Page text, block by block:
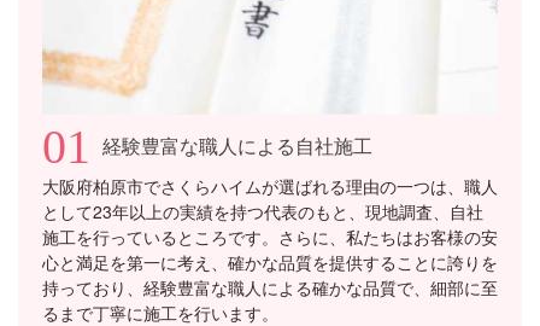
01 経験豊富な職人による自社施工
大阪府柏原市でさくらハイムが選ばれる理由の一つは、職人
として23年以上の実績を持つ代表のもと、現地調査、自社
施工を行っているところです。さらに、私たちはお客様の安
心と満足を第一に考え、確かな品質を提供することに誇りを
持っており、経験豊富な職人による確かな品質で、細部に至
るまで丁寧に施工を行います。